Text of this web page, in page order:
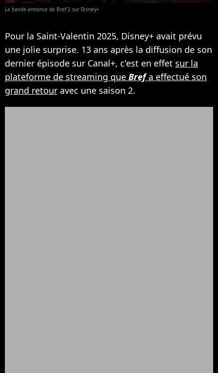
La bande-annonce de Bref 2 sur Disney+
Pour la Saint-Valentin 2025, Disney+ avait prévu
une jolie surprise. 13 ans après la diffusion de son
dernier épisode sur Canal+, c'est en effet sur la
plateforme de streaming que Brefa effectué son
grand retour avec une saison 2.